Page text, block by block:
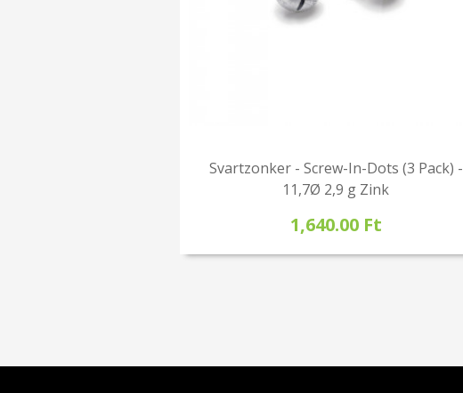
Svartzonker - Screw-In-Dots (3 Pack) -
11,7Ø 2,9 g Zink
1,640.00 Ft